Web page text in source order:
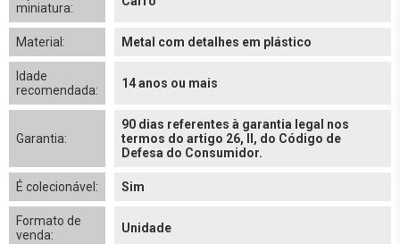
miniatura:
Material: Metal com detalhes em plástico
Idade
recomendada:
14 anos ou mais
Garantia:
90 dias referentes à garantia legal nos
termos do artigo 26, II, do Código de
Defesa do Consumidor.
É colecionável: Sim
Formato de
venda:
Unidade